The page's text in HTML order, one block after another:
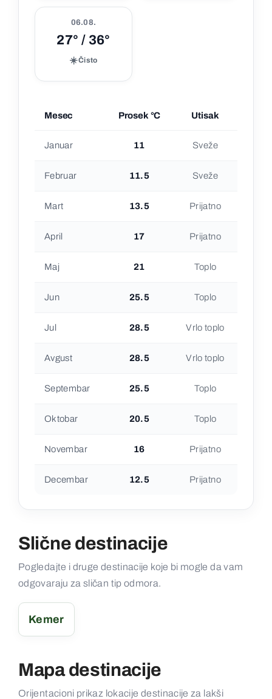
06.08.
27° / 36°
☀️Čisto
Mesec Prosek °C Utisak
Januar 11 Sveže
Februar 11.5 Sveže
Mart 13.5 Prijatno
April 17 Prijatno
Maj 21 Toplo
Jun 25.5 Toplo
Jul 28.5 Vrlo toplo
Avgust 28.5 Vrlo toplo
Septembar 25.5 Toplo
Oktobar 20.5 Toplo
Novembar 16 Prijatno
Decembar 12.5 Prijatno
Slične destinacije
Pogledajte i druge destinacije koje bi mogle da vam
odgovaraju za sličan tip odmora.
Kemer
Mapa destinacije
Orijentacioni prikaz lokacije destinacije za lakši